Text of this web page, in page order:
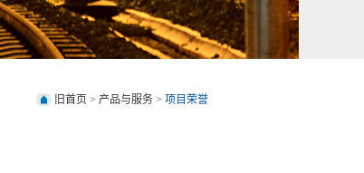
旧首页 > 产品与服务 > 项目荣誉